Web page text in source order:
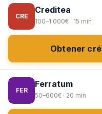
CRE
Creditea
100–1.000€ · 15 min
Obtener
FER
Ferratum
50–600€ · 20 min